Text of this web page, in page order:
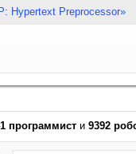
Hypertext Preprocessor»
программист и 9392